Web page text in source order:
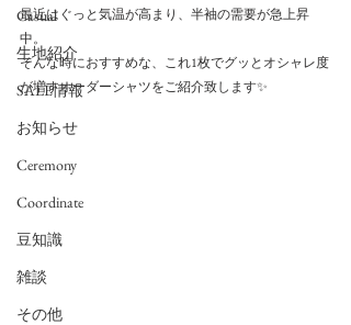
Casual
生地紹介
SALE情報
お知らせ
Ceremony
Coordinate
豆知識
雑談
その他
最近はぐっと気温が高まり、半袖の需要が急上昇
中。
そんな時におすすめな、これ1枚でグッとオシャレ度
が増すオーダーシャツをご紹介致します✨